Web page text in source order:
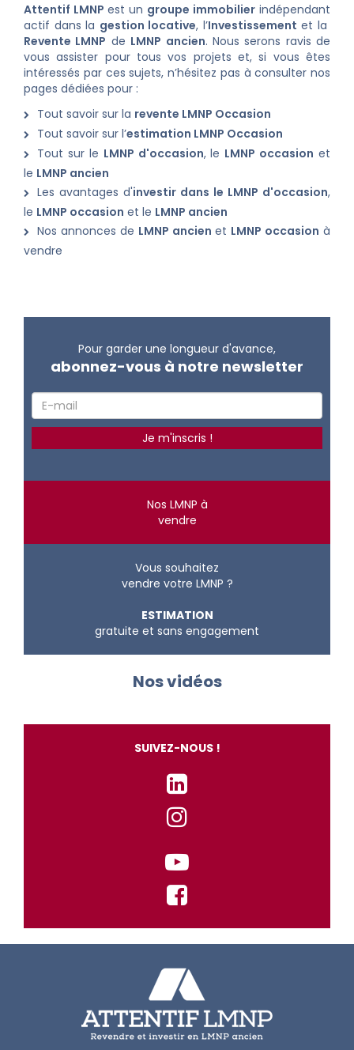
Attentif LMNP est un groupe immobilier indépendant
actif dans la gestion locative, l’Investissement et la
Revente LMNP de LMNP ancien. Nous serons ravis de
vous assister pour tous vos projets et, si vous êtes
intéressés par ces sujets, n’hésitez pas à consulter nos
pages dédiées pour :
Tout savoir sur la revente LMNP Occasion
Tout savoir sur l’estimation LMNP Occasion
Tout sur le LMNP d'occasion, le LMNP occasion et
le LMNP ancien
Les avantages d'investir dans le LMNP d'occasion,
le LMNP occasion et le LMNP ancien
Nos annonces de LMNP ancien et LMNP occasion à
vendre
Pour garder une longueur d'avance,
abonnez-vous à notre newsletter
Nos LMNP à
vendre
Vous souhaitez
vendre votre LMNP ?
ESTIMATION
gratuite et sans engagement
Nos vidéos
SUIVEZ-NOUS !